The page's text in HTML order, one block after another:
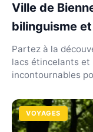
Ville de
bilinguisme
Partez à la
lacs étincelants et
incontournables
VOYAGES